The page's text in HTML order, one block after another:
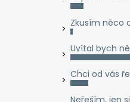
Zkusím něco
Uvítal bych
Chci od vás
Neřeším, jen